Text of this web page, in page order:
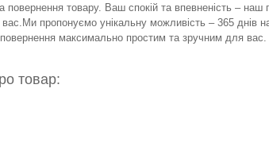
товару. Ваш спокій та впевненість – наш
пропонуємо унікальну можливість – 365 днів
максимально простим та зручним для вас.
товар: